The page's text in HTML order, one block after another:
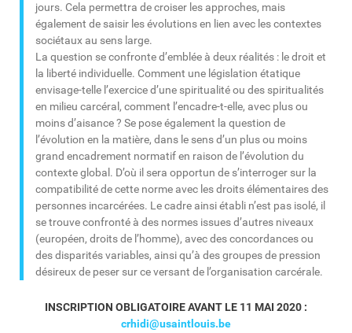
jours. Cela permettra de croiser les approches, mais
également de saisir les évolutions en lien avec les contextes
sociétaux au sens large.
La question se confronte d’emblée à deux réalités : le droit et
la liberté individuelle. Comment une législation étatique
envisage-telle l’exercice d’une spiritualité ou des spiritualités
en milieu carcéral, comment l’encadre-t-elle, avec plus ou
moins d’aisance ? Se pose également la question de
l’évolution en la matière, dans le sens d’un plus ou moins
grand encadrement normatif en raison de l’évolution du
contexte global. D’où il sera opportun de s’interroger sur la
compatibilité de cette norme avec les droits élémentaires des
personnes incarcérées. Le cadre ainsi établi n’est pas isolé, il
se trouve confronté à des normes issues d’autres niveaux
(européen, droits de l’homme), avec des concordances ou
des disparités variables, ainsi qu’à des groupes de pression
désireux de peser sur ce versant de l’organisation carcérale.
INSCRIPTION OBLIGATOIRE AVANT LE 11 MAI 2020 :
crhidi@usaintlouis.be